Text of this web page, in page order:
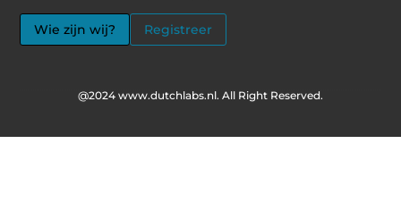
Wie zijn wij? Registreer
@2024 www.dutchlabs.nl. All Right Reserved.